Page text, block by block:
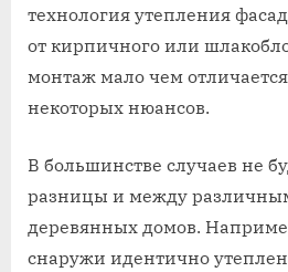
технология утепления
от кирпичного или
монтаж мало чем
некоторых нюансов.
В большинстве случаев не
разницы и между
деревянных домов.
снаружи идентично